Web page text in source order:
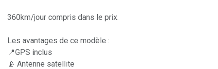
360km/jour compris dans le prix.
Les avantages de ce modèle :
📍GPS inclus
📡 Antenne satellite